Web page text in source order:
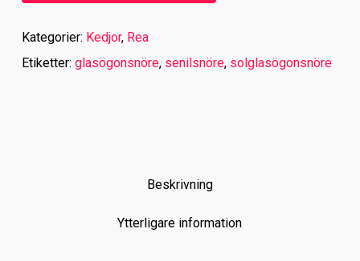
Kategorier: Kedjor, Rea
Etiketter: glasögonsnöre, senilsnöre, solglasögonsnöre
Beskrivning
Ytterligare information